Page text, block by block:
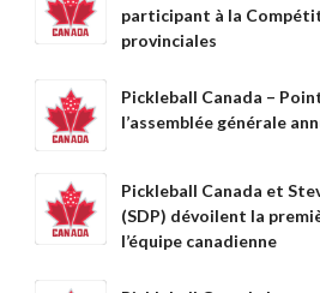
Avantages pour les
membres
Renouvèlement
Questions
fréquentes
concernant l’adhésion
Recherche de
membres
participant à la
provinciales
Pickleball Canada –
l’assemblée générale
Pickleball Canada et
(SDP) dévoilent la
l’équipe canadienne